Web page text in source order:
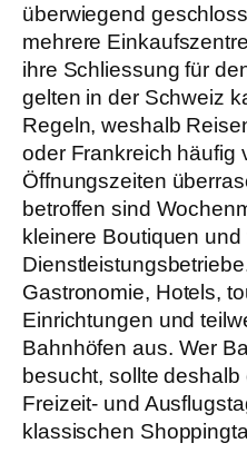
überwiegend
mehrere
ihre Schliessung für
gelten in der Schweiz
Regeln, weshalb
oder Frankreich häufig
Öffnungszeiten
betroffen sind
kleinere Boutiquen und
Gastronomie, Hotels,
Einrichtungen und
Bahnhöfen aus. Wer
besucht, sollte deshalb
Freizeit- und
klassischen